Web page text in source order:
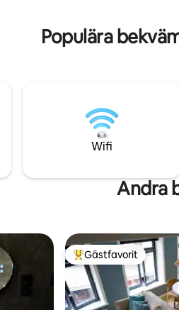
Populära
Wifi
Andra
Populär gästfavorit
Gästfavorit